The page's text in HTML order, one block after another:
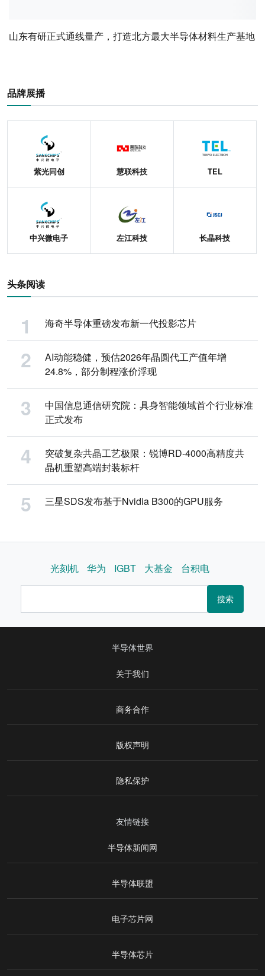
山东有研正式通线量产，打造北方最大半导体材料生产基地
品牌展播
紫光同创 慧联科技 TEL
中兴微电子 左江科技 长晶科技
头条阅读
海奇半导体重磅发布新一代投影芯片
AI动能稳健，预估2026年晶圆代工产值年增
24.8%，部分制程涨价浮现
中国信息通信研究院：具身智能领域首个行业标准
正式发布
突破复杂共晶工艺极限：锐博RD-4000高精度共
晶机重塑高端封装标杆
三星SDS发布基于Nvidia B300的GPU服务
光刻机 华为 IGBT 大基金 台积电
搜索
半导体世界
关于我们
商务合作
版权声明
隐私保护
友情链接
半导体新闻网
半导体联盟
电子芯片网
半导体芯片